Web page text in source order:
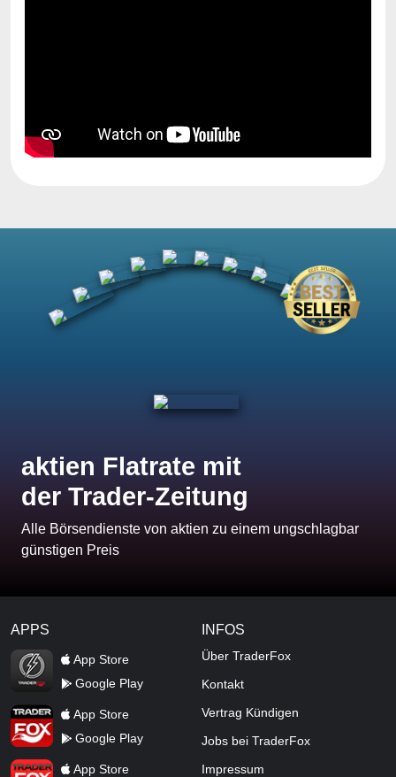
aktien Flatrate mit
der Trader-Zeitung
Alle Börsendienste von aktien zu einem ungschlagbar
günstigen Preis
APPS
TraderFox Flash
App Store
Google Play
TraderFox AppApp Store
Google Play
TraderFox ProApp Store
INFOS
Über TraderFox
Kontakt
Vertrag Kündigen
Jobs bei TraderFox
Impressum